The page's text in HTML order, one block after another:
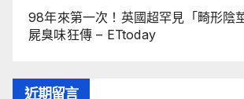
98年來第一次！英國超罕見「畸形陰
屍臭味狂傳 – ETtoday
近期留言